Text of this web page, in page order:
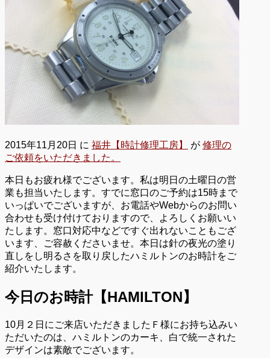
2015年11月20日 に 福井【時計修理工房】 が 修理の
ご依頼をいただきました。
本日もお疲れ様でございます。私は明日の土曜日の営
業も担当いたします。すでに窓口のご予約は15時まで
いっぱいでございますが、お電話やWebからのお問い
合わせも受け付けておりますので、よろしくお願いい
たします。窓口対応中などですぐ出れないこともござ
います、ご容赦くださいませ。本日は針の夜光の塗り
直しをし明るさを取り戻したハミルトンのお時計をご
紹介いたします。
今日のお時計【HAMILTON】
10月２日にご来店いただきましたＦ様にお持ち込みい
ただいたのは、ハミルトンのカーキ、白で統一された
デザインは素敵でございます。